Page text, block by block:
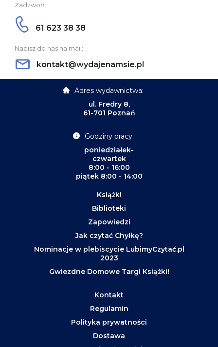
Zadzwoń:
61 623 38 38
Napisz do nas na mail:
kontakt@wydajenamsie.pl
Adres wydawnictwa:
ul. Fredry 8,
61-701 Poznań
Godziny pracy:
poniedziałek-
czwartek
8:00 - 16:00
piątek 8:00 - 14:00
Książki
Biblioteki
Zapowiedzi
Jak czytać Chyłkę?
Nominacje w plebiscycie LubimyCzytać.pl
2023
Gwiezdne Domowe Targi Książki!
Kontakt
Regulamin
Polityka prywatności
Dostawa